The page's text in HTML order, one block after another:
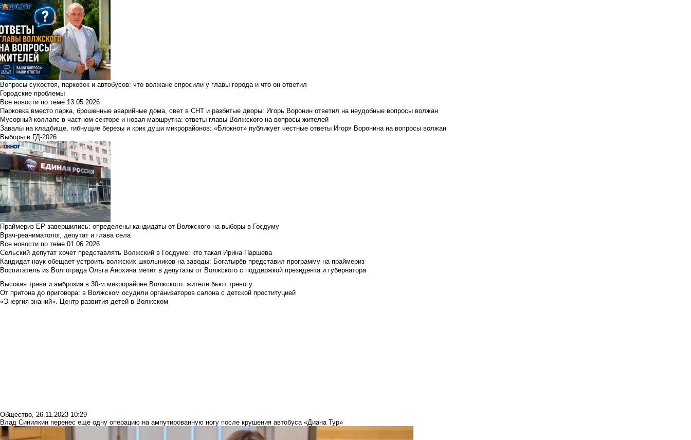
Вопросы сухостоя, парковок и автобусов: что волжане спросили у главы города и что он ответил
Городские проблемы
Все новости по теме 13.05.2026
Парковка вместо парка, брошенные аварийные дома, свет в СНТ и разбитые дворы: Игорь Воронин ответил на неудобные вопросы волжан
Мусорный коллапс в частном секторе и новая маршрутка: ответы главы Волжского на вопросы жителей
Завалы на кладбище, гибнущие березы и крик души микрорайонов: «Блокнот» публикует честные ответы Игоря Воронина на вопросы волжан
Выборы в ГД-2026
Праймериз ЕР завершились: определены кандидаты от Волжского на выборы в Госдуму
Врач-реаниматолог, депутат и глава села
Все новости по теме 01.06.2026
Сельский депутат хочет представлять Волжский в Госдуме: кто такая Ирина Паршева
Кандидат наук обещает устроить волжских школьников на заводы: Богатырёв представил программу на праймериз
Воспитатель из Волгограда Ольга Анохина метит в депутаты от Волжского с поддержкой президента и губернатора
Высокая трава и амброзия в 30‑м микрорайоне Волжского: жители бьют тревогу
От притона до приговора: в Волжском осудили организаторов салона с детской проституцией
«Энергия знаний». Центр развития детей в Волжском
Общество, 26.11.2023 10:29
Влад Синилкин перенес еще одну операцию на ампутированную ногу после крушения автобуса «Диана Тур»